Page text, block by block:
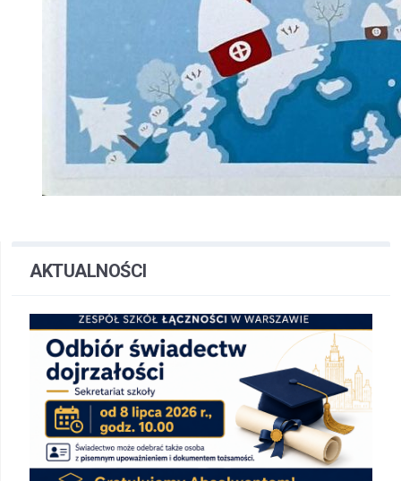
AKTUALNOŚCI